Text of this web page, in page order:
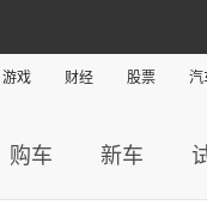
游戏 财经 股票 汽
购车 新车